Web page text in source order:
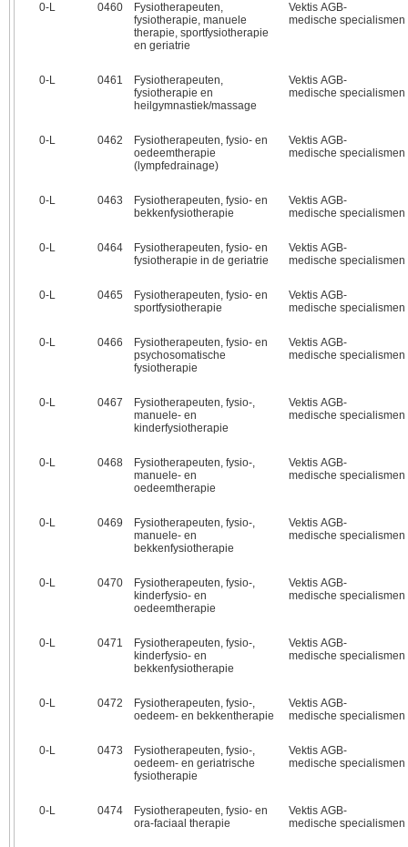
0‑L 0460
Fysiotherapeuten,
fysiotherapie, manuele
therapie, sportfysiotherapie
en geriatrie
Vektis AGB-
medische specialismen
0‑L 0461
Fysiotherapeuten,
fysiotherapie en
heilgymnastiek/massage
Vektis AGB-
medische specialismen
0‑L 0462
Fysiotherapeuten, fysio- en
oedeemtherapie
(lympfedrainage)
Vektis AGB-
medische specialismen
0‑L 0463
Fysiotherapeuten, fysio- en
bekkenfysiotherapie
Vektis AGB-
medische specialismen
0‑L 0464
Fysiotherapeuten, fysio- en
fysiotherapie in de geriatrie
Vektis AGB-
medische specialismen
0‑L 0465
Fysiotherapeuten, fysio- en
sportfysiotherapie
Vektis AGB-
medische specialismen
0‑L 0466
Fysiotherapeuten, fysio- en
psychosomatische
fysiotherapie
Vektis AGB-
medische specialismen
0‑L 0467
Fysiotherapeuten, fysio-,
manuele- en
kinderfysiotherapie
Vektis AGB-
medische specialismen
0‑L 0468
Fysiotherapeuten, fysio-,
manuele- en
oedeemtherapie
Vektis AGB-
medische specialismen
0‑L 0469
Fysiotherapeuten, fysio-,
manuele- en
bekkenfysiotherapie
Vektis AGB-
medische specialismen
0‑L 0470
Fysiotherapeuten, fysio-,
kinderfysio- en
oedeemtherapie
Vektis AGB-
medische specialismen
0‑L 0471
Fysiotherapeuten, fysio-,
kinderfysio- en
bekkenfysiotherapie
Vektis AGB-
medische specialismen
0‑L 0472
Fysiotherapeuten, fysio-,
oedeem- en bekkentherapie
Vektis AGB-
medische specialismen
0‑L 0473
Fysiotherapeuten, fysio-,
oedeem- en geriatrische
fysiotherapie
Vektis AGB-
medische specialismen
0‑L 0474
Fysiotherapeuten, fysio- en
ora-faciaal therapie
Vektis AGB-
medische specialismen